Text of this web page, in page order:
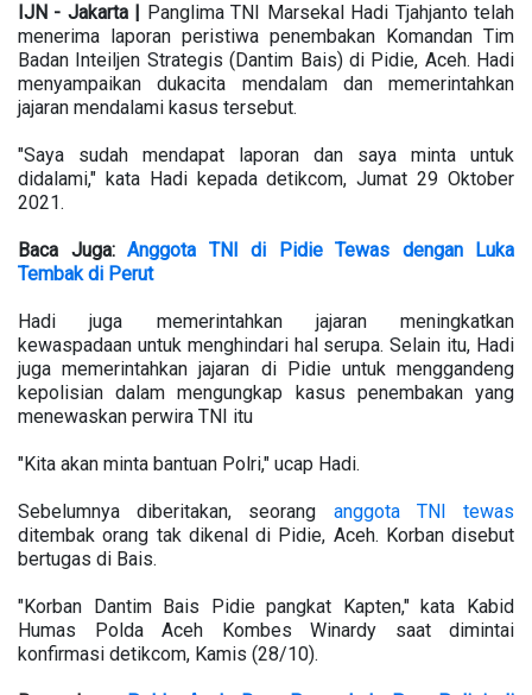
IJN - Jakarta | Panglima TNI Marsekal Hadi Tjahjanto telah
menerima laporan peristiwa penembakan Komandan Tim
Badan Inteiljen Strategis (Dantim Bais) di Pidie, Aceh. Hadi
menyampaikan dukacita mendalam dan memerintahkan
jajaran mendalami kasus tersebut.
"Saya sudah mendapat laporan dan saya minta untuk
didalami," kata Hadi kepada detikcom, Jumat 29 Oktober
2021.
Baca Juga: Anggota TNI di Pidie Tewas dengan Luka
Tembak di Perut
Hadi juga memerintahkan jajaran meningkatkan
kewaspadaan untuk menghindari hal serupa. Selain itu, Hadi
juga memerintahkan jajaran di Pidie untuk menggandeng
kepolisian dalam mengungkap kasus penembakan yang
menewaskan perwira TNI itu
"Kita akan minta bantuan Polri," ucap Hadi.
Sebelumnya diberitakan, seorang anggota TNI tewas
ditembak orang tak dikenal di Pidie, Aceh. Korban disebut
bertugas di Bais.
"Korban Dantim Bais Pidie pangkat Kapten," kata Kabid
Humas Polda Aceh Kombes Winardy saat dimintai
konfirmasi detikcom, Kamis (28/10).